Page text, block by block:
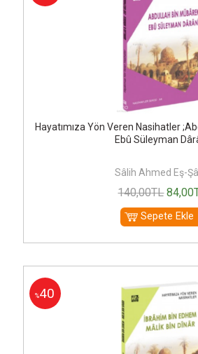
Hayatımıza Yön Veren Nasihatler
Ebû Süleyman
Sâlih Ahmed Eş-
140,00TL 84,00
Sepete Ekle
%40